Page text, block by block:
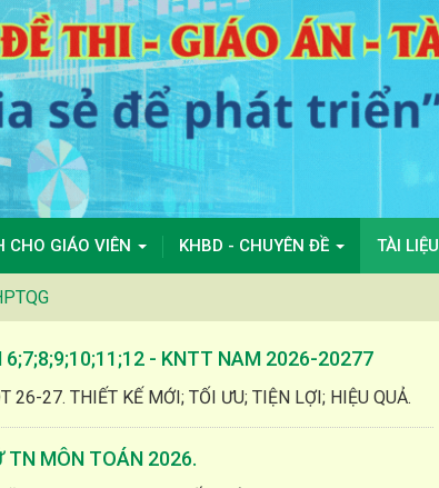
CHO GIÁO VIÊN KHBD - CHUYÊN ĐỀ TÀI LIỆU
6;7;8;9;10;11;12 - KNTT NAM 2026-20277
27. THIẾT KẾ MỚI; TỐI ƯU; TIỆN LỢI; HIỆU QUẢ.
TN MÔN TOÁN 2026.